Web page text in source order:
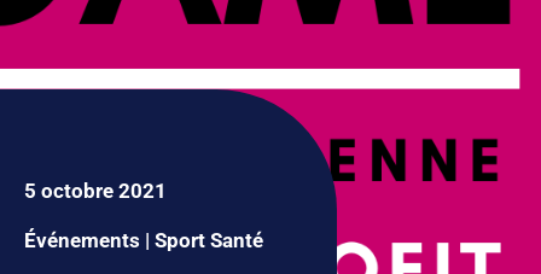
5 octobre 2021
Événements | Sport Santé